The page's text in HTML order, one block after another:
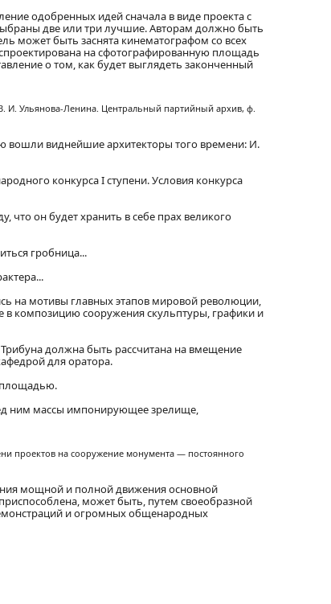
одобренных идей сначала в виде проекта с
две или три лучшие. Авторам должно быть
может быть заснята кинематографом со всех
на сфотографированную площадь
о том, как будет выглядеть законченный
И. Ульянова-Ленина. Центральный партийный архив, ф.
вошли виднейшие архитекторы того времени: И.
конкурса I ступени. Условия конкурса
он будет хранить в себе прах великого
гробница...
на мотивы главных этапов мировой революции,
в композицию сооружения скульптуры, графики и
должна быть рассчитана на вмещение
для оратора.
площадью.
ним массы импонирующее зрелище,
проектов на сооружение монумента — постоянного
мощной и полной движения основной
может быть, путем своеобразной
и огромных общенародных